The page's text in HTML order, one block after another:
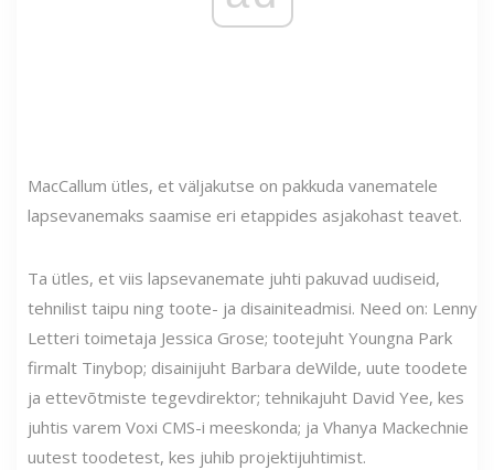
MacCallum ütles, et väljakutse on pakkuda vanematele
lapsevanemaks saamise eri etappides asjakohast teavet.
Ta ütles, et viis lapsevanemate juhti pakuvad uudiseid,
tehnilist taipu ning toote- ja disainiteadmisi. Need on: Lenny
Letteri toimetaja Jessica Grose; tootejuht Youngna Park
firmalt Tinybop; disainijuht Barbara deWilde, uute toodete
ja ettevõtmiste tegevdirektor; tehnikajuht David Yee, kes
juhtis varem Voxi CMS-i meeskonda; ja Vhanya Mackechnie
uutest toodetest, kes juhib projektijuhtimist.